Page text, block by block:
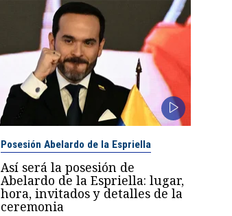
Posesión Abelardo de la Espriella
Así será la posesión de
Abelardo de la Espriella: lugar,
hora, invitados y detalles de la
ceremonia